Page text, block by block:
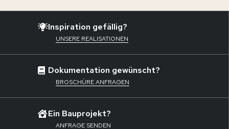
Inspiration gefällig?
UNSERE REALISATIONEN
Dokumentation gewünscht?
BROSCHÜRE ANFRAGEN
Ein Bauprojekt?
ANFRAGE SENDEN